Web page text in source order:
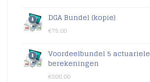
DGA Bundel (kopie)
€75.00
Voordeelbundel 5 actuariele
berekeningen
€800.00